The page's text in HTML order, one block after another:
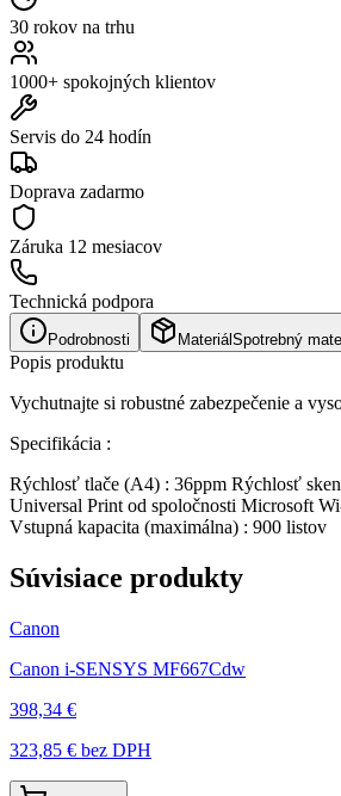
30 rokov na trhu
1000+ spokojných klientov
Servis do 24 hodín
Doprava zadarmo
Záruka 12 mesiacov
Technická podpora
Podrobnosti Materiál Spotrebný
Popis produktu
Vychutnajte si robustné zabezpečenie a
Specifikácia :
Rýchlosť tlače (A4) : 36ppm Rýchlosť
Universal Print od spoločnosti Microsoft
Vstupná kapacita (maximálna) : 900 listov
Súvisiace produkty
Canon
Canon i-SENSYS MF667Cdw
398,34 €
323,85 € bez DPH